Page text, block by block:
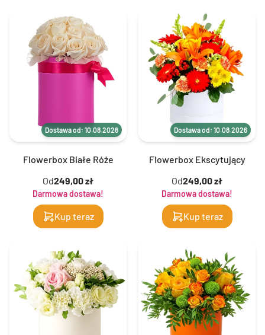
Dostawa od: 10.08.2026
Flowerbox Białe Róże
Od249,00 zł
Darmowa dostawa!
Kup teraz
Dostawa od: 10.08.2026
Flowerbox Ekscytujący
Od249,00 zł
Darmowa dostawa!
Kup teraz